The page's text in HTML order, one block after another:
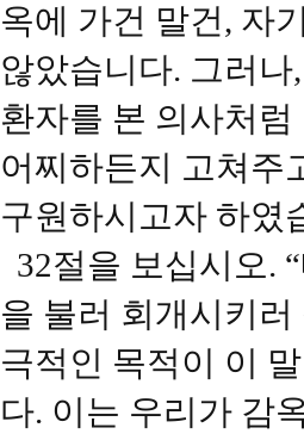
옥에 가건 말건, 자
않았습니다. 그러
환자를 본 의사처
어찌하든지 고쳐주
구원하시고자 하였
32절을 보십시오.
을 불러 회개시키
극적인 목적이 이
다. 이는 우리가 감